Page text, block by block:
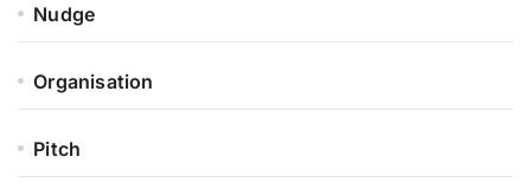
Nudge
Organisation
Pitch